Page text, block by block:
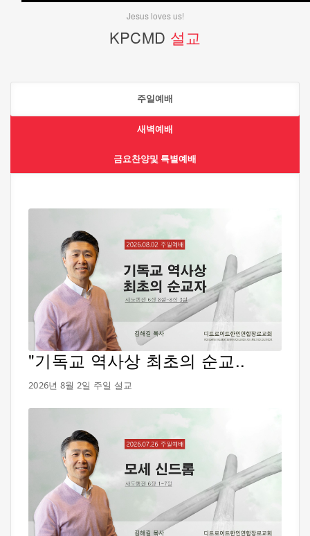
Jesus loves us!
KPCMD 설교
주일예배
새벽예배
금요찬양및 특별예배
"기독교 역사상 최초의 순교..
2026년 8월 2일 주일 설교